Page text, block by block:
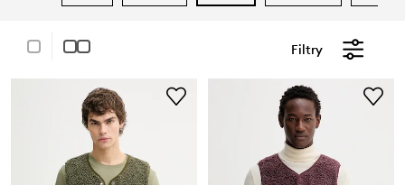
Filtry